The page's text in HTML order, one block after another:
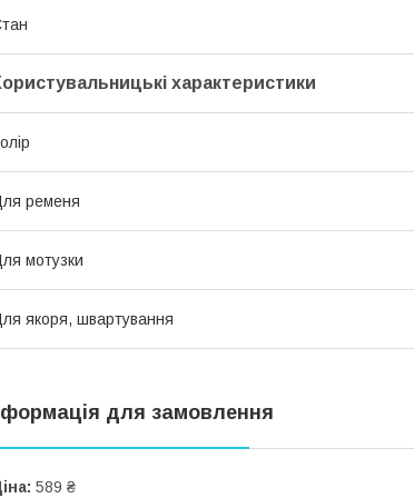
характеристики
ременя
мотузки
якоря, швартування
для замовлення
589 ₴